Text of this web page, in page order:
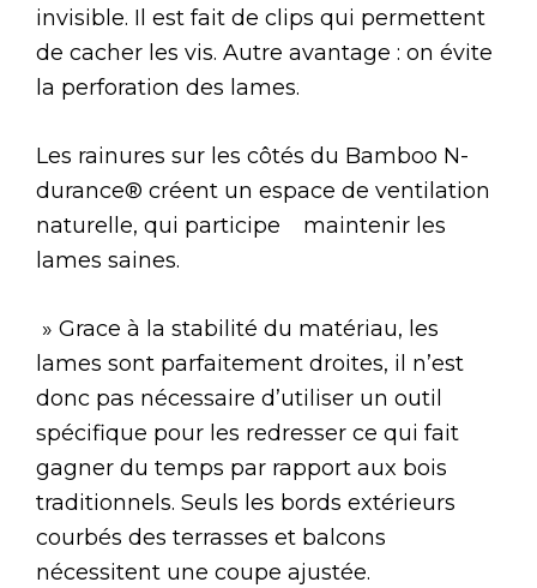
invisible. Il est fait de clips qui permettent
de cacher les vis. Autre avantage : on évite
la perforation des lames.
Les rainures sur les côtés du Bamboo N-
durance® créent un espace de ventilation
naturelle, qui participe maintenir les
lames saines.
» Grace à la stabilité du matériau, les
lames sont parfaitement droites, il n’est
donc pas nécessaire d’utiliser un outil
spécifique pour les redresser ce qui fait
gagner du temps par rapport aux bois
traditionnels. Seuls les bords extérieurs
courbés des terrasses et balcons
nécessitent une coupe ajustée.